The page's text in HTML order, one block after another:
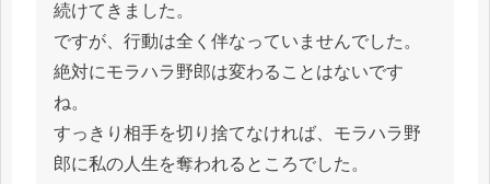
続けてきました。
ですが、行動は全く伴なっていませんでした。
絶対にモラハラ野郎は変わることはないです
ね。
すっきり相手を切り捨てなければ、モラハラ野
郎に私の人生を奪われるところでした。